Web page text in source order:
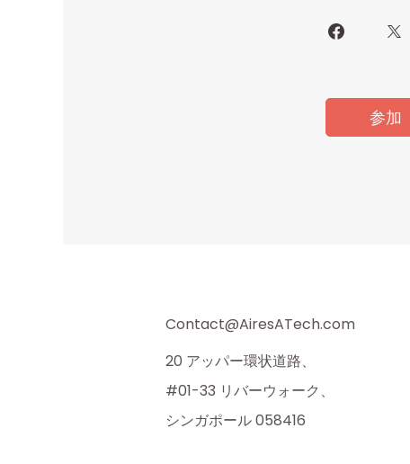
参加
Contact@AiresATech.com
20 アッパー環状道路、
#01-33 リバーウォーク、
シンガポール 058416